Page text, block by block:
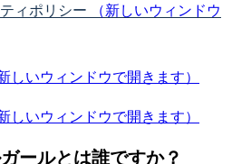
ィポリシー
（新しいウィンドウ
新しいウィンドウで開きます）
新しいウィンドウで開きます）
ールとは誰ですか？